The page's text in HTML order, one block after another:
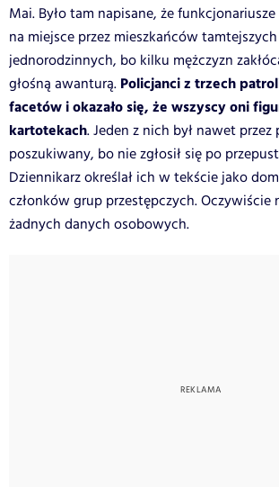
Mai. Było tam napisane, że
na miejsce przez mieszkańców
jednorodzinnych, bo kilku mężczyzn
głośną awanturą. Policjanci z trzech
facetów i okazało się, że wszyscy oni
kartotekach. Jeden z nich był nawet przez
poszukiwany, bo nie zgłosił się po
Dziennikarz określał ich w tekście jako
członków grup przestępczych. Oczywiście
żadnych danych osobowych.